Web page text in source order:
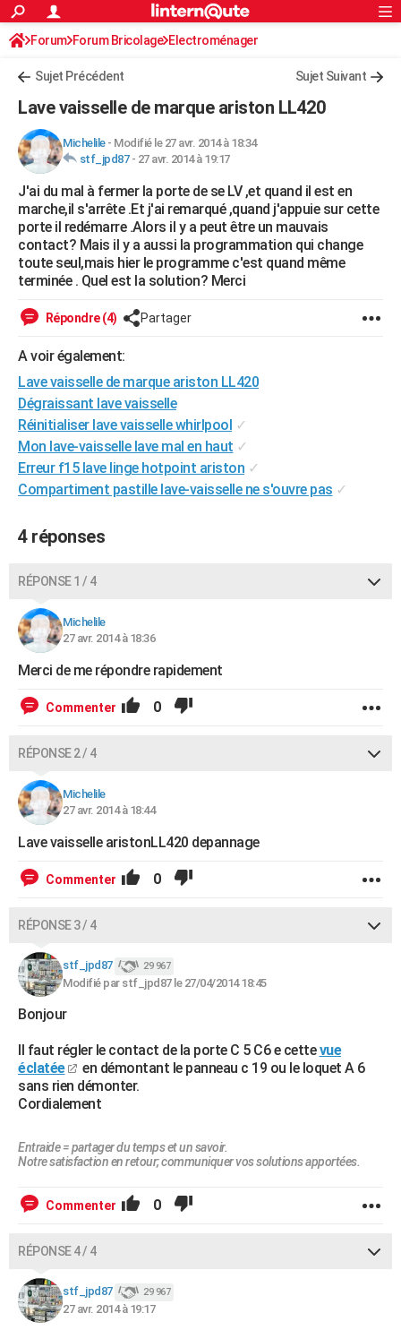
ACTUALITÉS
Politique
Société
Faits Divers
Education
Monde
Villes
+
FINANCE
Retraite
Impôts
Epargne
Immobilier
Risques naturels par ville
Banque
Assurance
Crédit
AUTO
Essais
Réserver un essai
Citadines
Berlines
SUV
Forum auto
+HIGH-TECH
Mobiles
Meilleur smartphone
Internet
Ordinateurs
Jeux vidéo
Guide high-tech
+BRICOLAGE
Forum
Aménagement intérieur
Extérieur
Cuisine
Salle de bains
Jardinage
Rangement
WEEK-END
Guides de France
Escapades
Patrimoine
Expositions
Musées
Week-end nature
LIFESTYLE
SANTE
Alimentation
Guide de la santé
Maladies
Médicaments
Sommeil
VOYAGE
Destinations
City break
Voyage nature
Voyage de noces
Forum
Climat
+PHOTO
GUIDES D'ACHAT
BONS PLANS
CARTE DE VOEUX
COPAINS D'AVANT
S'inscrire
Se connecter
Lycées
Collèges
Primaires
Universités
Entreprises
Service militaire
Avis de recherche
AVIS DE DÉCÈS
FORUM
Bricolage
Lifestyle
Culture
Sport
Auto
Television
Voyage
Cinema
S'inscrire
Connexion
Forum Forum Bricolage Electroménager
Sujet Précédent Sujet Suivant
Lave vaisselle de marque ariston LL420
Michelile- Modifié le 27 avr. 2014 à 18:34
stf_jpd87- 27 avr. 2014 à 19:17
J'ai du mal à fermer la porte de se LV ,et quand il est en
marche,il s'arrête .Et j'ai remarqué ,quand j'appuie sur cette
porte il redémarre .Alors il y a peut être un mauvais
contact? Mais il y a aussi la programmation qui change
toute seul,mais hier le programme c'est quand même
terminée . Quel est la solution? Merci
Répondre (4) Partager
A voir également:
Lave vaisselle de marque ariston LL420
Dégraissant lave vaisselle
Réinitialiser lave vaisselle whirlpool ✓
Mon lave-vaisselle lave mal en haut ✓
Erreur f15 lave linge hotpoint ariston ✓
Compartiment pastille lave-vaisselle ne s'ouvre pas ✓
4 réponses
RÉPONSE 1 / 4
Michelile
27 avr. 2014 à 18:36
Merci de me répondre rapidement
Commenter 0
RÉPONSE 2 / 4
Michelile
27 avr. 2014 à 18:44
Lave vaisselle aristonLL420 depannage
Commenter 0
RÉPONSE 3 / 4
stf_jpd87 29 967
Modifié par stf_jpd87 le 27/04/2014 18:45
Bonjour
Il faut régler le contact de la porte C 5 C6 e cettevue
éclatée
en démontant le panneau c 19 ou le loquet A 6
sans rien démonter.
Cordialement
Entraide = partager du temps et un savoir.
Notre satisfaction en retour; communiquer vos solutions apportées.
Commenter 0
RÉPONSE 4 / 4
stf_jpd87 29 967
27 avr. 2014 à 19:17